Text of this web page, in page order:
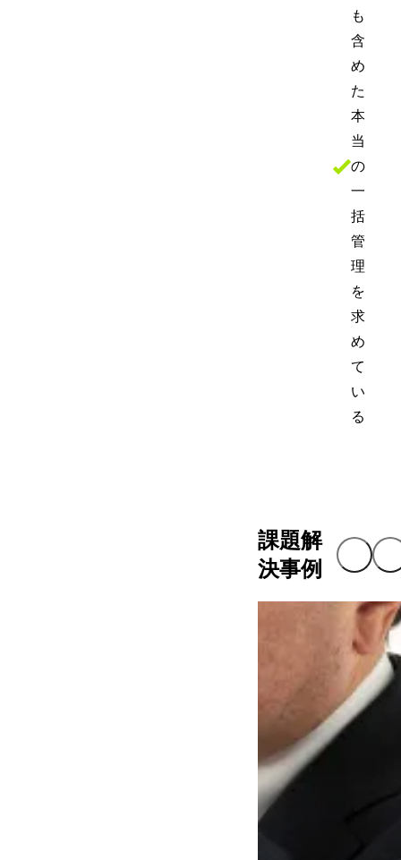
も
含
め
た
本
当
の
一
括
管
理
を
求
め
て
い
る
課題解
決事例